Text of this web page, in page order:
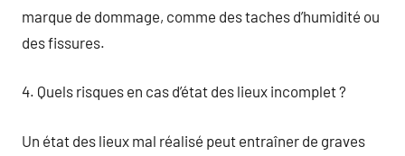
marque de dommage, comme des taches d’humidité ou
des fissures.
4. Quels risques en cas d’état des lieux incomplet ?
Un état des lieux mal réalisé peut entraîner de graves